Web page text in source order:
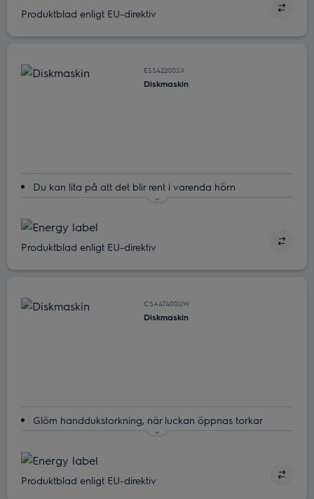
Alla dina bestick kan diskas på en gång med MaxiFlex
Produktblad enligt EU-direktiv
ESS42200SX
Diskmaskin
Du kan lita på att det blir rent i varenda hörn
Heltäckande med SatelliteClean
Ta bort bakterier med ExtraHygiene-funktionen
Med dubbla spolarmar når vattnet överallt
Produktblad enligt EU-direktiv
CSA47400UW
Diskmaskin
Glöm handdukstorkning, när luckan öppnas torkar
disken.
Torkar tre gånger bättre med AirDry
Produktblad enligt EU-direktiv